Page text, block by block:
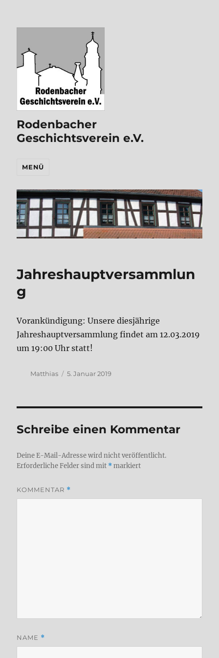
Rodenbacher
Geschichtsverein e.V.
MENÜ
Jahreshauptversammlun
g
Vorankündigung: Unsere diesjährige
Jahreshauptversammlung findet am 12.03.2019
um 19:00 Uhr statt!
Autor
Matthias
Veröffentlicht
5. Januar 2019
Schreibe einen Kommentar
Deine E-Mail-Adresse wird nicht veröffentlicht.
Erforderliche Felder sind mit *markiert
KOMMENTAR *
NAME *